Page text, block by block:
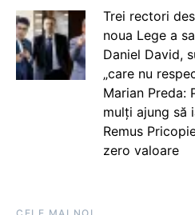
Trei rectori
noua Lege a
Daniel David,
„care nu
Marian Preda:
mulți ajung să
Remus
zero valoare